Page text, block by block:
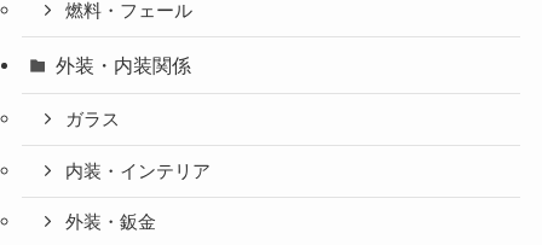
燃料・フェール
外装・内装関係
ガラス
内装・インテリア
外装・鈑金